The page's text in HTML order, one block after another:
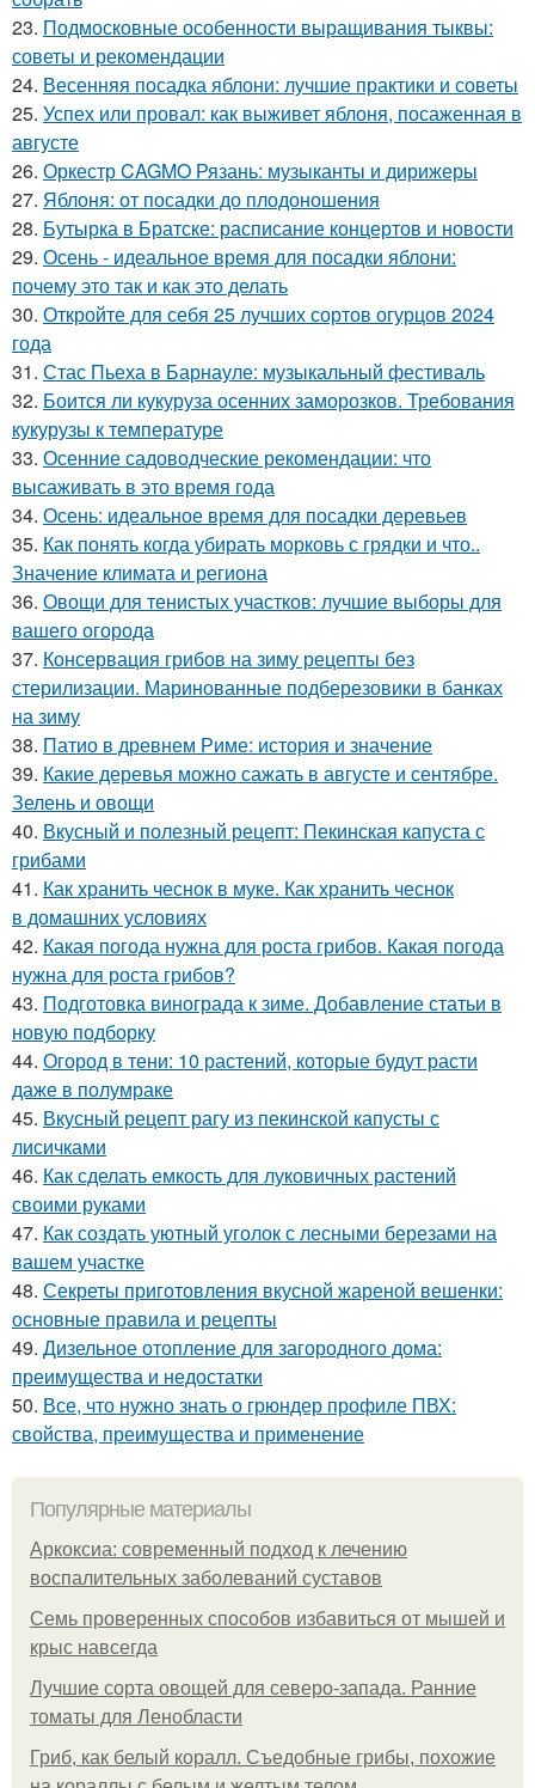
23. Подмосковные особенности выращивания тыквы:
советы и рекомендации
24. Весенняя посадка яблони: лучшие практики и советы
25. Успех или провал: как выживет яблоня, посаженная в
августе
26. Оркестр CAGMO Рязань: музыканты и дирижеры
27. Яблоня: от посадки до плодоношения
28. Бутырка в Братске: расписание концертов и новости
29. Осень - идеальное время для посадки яблони:
почему это так и как это делать
30. Откройте для себя 25 лучших сортов огурцов 2024
года
31. Стас Пьеха в Барнауле: музыкальный фестиваль
32. Боится ли кукуруза осенних заморозков. Требования
кукурузы к температуре
33. Осенние садоводческие рекомендации: что
высаживать в это время года
34. Осень: идеальное время для посадки деревьев
35. Как понять когда убирать морковь с грядки и что..
Значение климата и региона
36. Овощи для тенистых участков: лучшие выборы для
вашего огорода
37. Консервация грибов на зиму рецепты без
стерилизации. Маринованные подберезовики в банках
на зиму
38. Патио в древнем Риме: история и значение
39. Какие деревья можно сажать в августе и сентябре.
Зелень и овощи
40. Вкусный и полезный рецепт: Пекинская капуста с
грибами
41. Как хранить чеснок в муке. Как хранить чеснок
в домашних условиях
42. Какая погода нужна для роста грибов. Какая погода
нужна для роста грибов?
43. Подготовка винограда к зиме. Добавление статьи в
новую подборку
44. Огород в тени: 10 растений, которые будут расти
даже в полумраке
45. Вкусный рецепт рагу из пекинской капусты с
лисичками
46. Как сделать емкость для луковичных растений
своими руками
47. Как создать уютный уголок с лесными березами на
вашем участке
48. Секреты приготовления вкусной жареной вешенки:
основные правила и рецепты
49. Дизельное отопление для загородного дома:
преимущества и недостатки
50. Все, что нужно знать о грюндер профиле ПВХ:
свойства, преимущества и применение
Популярные материалы
Аркоксиа: современный подход к лечению
воспалительных заболеваний суставов
Семь проверенных способов избавиться от мышей и
крыс навсегда
Лучшие сорта овощей для северо-запада. Ранние
томаты для Ленобласти
Гриб, как белый коралл. Съедобные грибы, похожие